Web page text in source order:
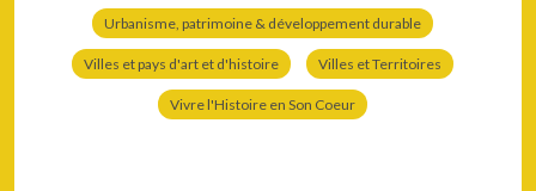
Urbanisme, patrimoine & développement durable
Villes et pays d'art et d'histoire Villes et Territoires
Vivre l'Histoire en Son Coeur